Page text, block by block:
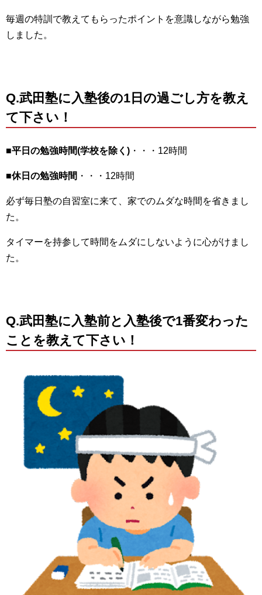
毎週の特訓で教えてもらったポイントを意識しながら勉強
しました。
Q.武田塾に入塾後の1日の過ごし方を教え
て下さい！
■平日の勉強時間(学校を除く) ・・・12時間
■休日の勉強時間 ・・・12時間
必ず毎日塾の自習室に来て、家でのムダな時間を省きまし
た。
タイマーを持参して時間をムダにしないように心がけまし
た。
Q.武田塾に入塾前と入塾後で1番変わった
ことを教えて下さい！